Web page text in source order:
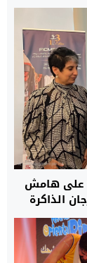
على هامش
الذاكرة